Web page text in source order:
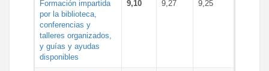
Formación impartida
por la biblioteca,
conferencias y
talleres organizados,
y guías y ayudas
disponibles
9,10 9,27 9,25